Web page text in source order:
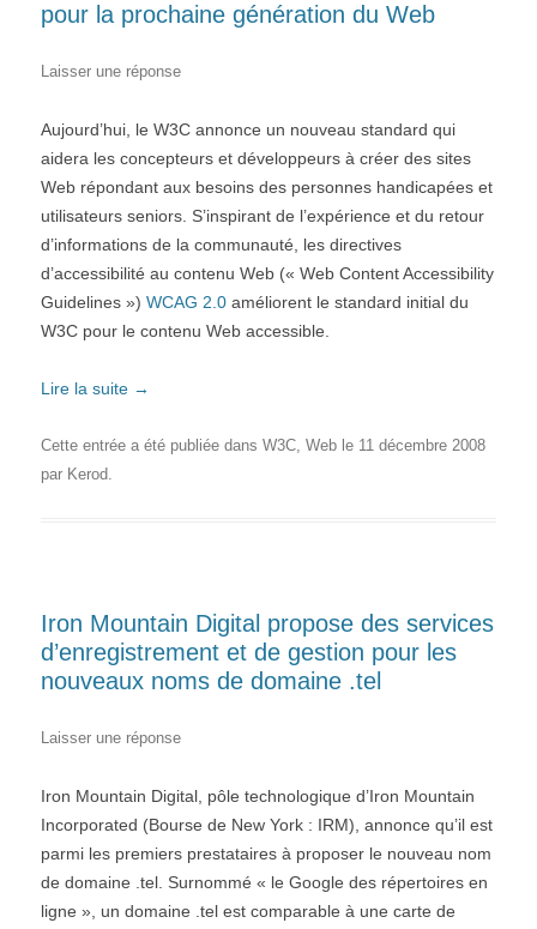
pour la prochaine génération du Web
Laisser une réponse
Aujourd’hui, le W3C annonce un nouveau standard qui
aidera les concepteurs et développeurs à créer des sites
Web répondant aux besoins des personnes handicapées et
utilisateurs seniors. S’inspirant de l’expérience et du retour
d’informations de la communauté, les directives
d’accessibilité au contenu Web (« Web Content Accessibility
Guidelines ») WCAG 2.0 améliorent le standard initial du
W3C pour le contenu Web accessible.
Lire la suite →
Cette entrée a été publiée dans W3C, Web le 11 décembre 2008
par Kerod.
Iron Mountain Digital propose des services
d’enregistrement et de gestion pour les
nouveaux noms de domaine .tel
Laisser une réponse
Iron Mountain Digital, pôle technologique d’Iron Mountain
Incorporated (Bourse de New York : IRM), annonce qu’il est
parmi les premiers prestataires à proposer le nouveau nom
de domaine .tel. Surnommé « le Google des répertoires en
ligne », un domaine .tel est comparable à une carte de